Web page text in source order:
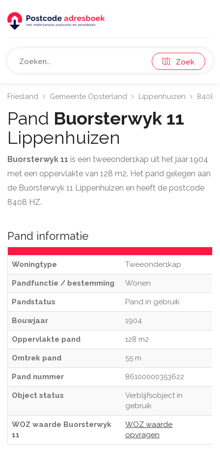
Zoek
Friesland Gemeente Opsterland Lippenhuizen 8408
Pand Buorsterwyk 11
Lippenhuizen
Buorsterwyk 11 is een tweeonder1kap uit het jaar 1904
met een oppervlakte van 128 m2. Het pand gelegen aan
de Buorsterwyk 11 Lippenhuizen en heeft de postcode
8408 HZ.
Pand informatie
Woningtype Tweeonder1kap
Pandfunctie / bestemming Wonen
Pandstatus Pand in gebruik
Bouwjaar 1904
Oppervlakte pand 128 m2
Omtrek pand 55 m
Pand nummer 86100000353622
Object status
Verblijfsobject in
gebruik
WOZ waarde Buorsterwyk
11
WOZ waarde
opvragen